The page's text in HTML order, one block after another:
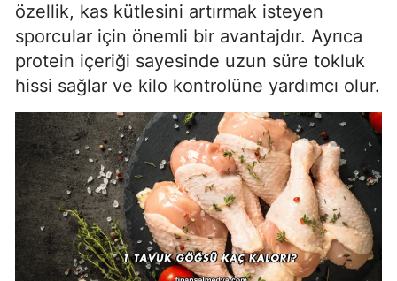
özellik, kas kütlesini artırmak isteyen
sporcular için önemli bir avantajdır. Ayrıca
protein içeriği sayesinde uzun süre tokluk
hissi sağlar ve kilo kontrolüne yardımcı olur.